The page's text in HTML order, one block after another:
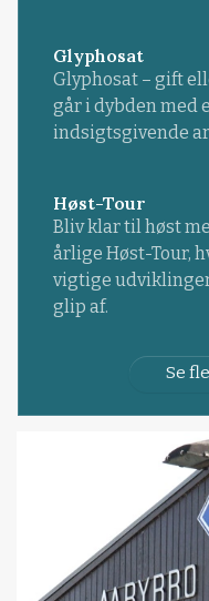
Glyphosat
Glyphosat – gift
går i dybden med
indsigtsgivende
Høst-Tour
Bliv klar til høst
årlige Høst-Tour,
vigtige
glip af.
Se